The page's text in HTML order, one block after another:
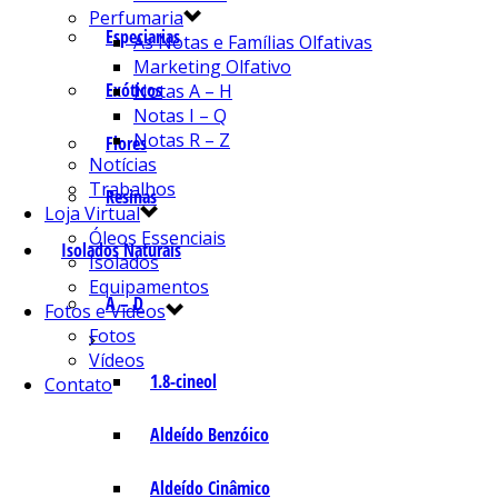
Especiarias
Exóticos
Flores
Resinas
Isolados Naturais
A – D
1.8-cineol
Aldeído Benzóico
Aldeído Cinâmico
Perfumaria
As Notas e Famílias Olfativas
Marketing Olfativo
Notas A – H
Notas I – Q
Notas R – Z
Notícias
Trabalhos
Loja Virtual
Óleos Essenciais
Isolados
Equipamentos
Fotos e Vídeos
Fotos
Vídeos
Contato